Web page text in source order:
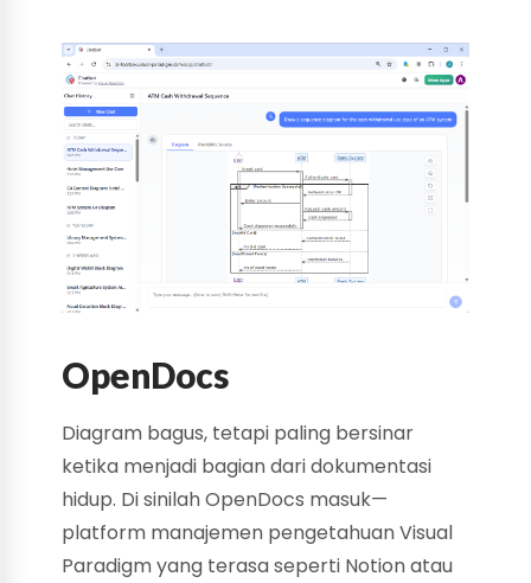
OpenDocs
Diagram bagus, tetapi paling bersinar
ketika menjadi bagian dari dokumentasi
hidup. Di sinilah OpenDocs masuk—
platform manajemen pengetahuan Visual
Paradigm yang terasa seperti Notion atau